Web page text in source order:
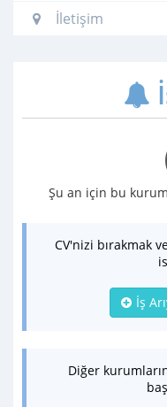
İletişim
Şu an için bu
CV'nizi bırakmak
İş
Diğer